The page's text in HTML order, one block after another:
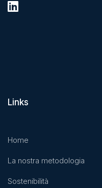
Links
Home
La nostra metodologia
Sostenibilità